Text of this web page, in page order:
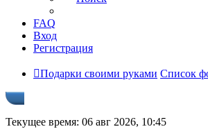
FAQ
Вход
Регистрация
Подарки своими руками Список
Текущее время: 06 авг 2026, 10:45